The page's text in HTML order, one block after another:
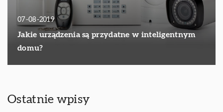
07-08-2019
Jakie urządzenia są przydatne w inteligentnym
domu?
Ostatnie wpisy